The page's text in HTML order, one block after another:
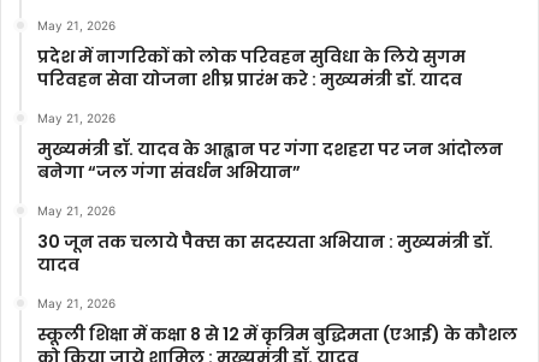
May 21, 2026
प्रदेश में नागरिकों को लोक परिवहन सुविधा के लिये सुगम
परिवहन सेवा योजना शीघ्र प्रारंभ करे : मुख्यमंत्री डॉ. यादव
May 21, 2026
मुख्यमंत्री डॉ. यादव के आह्वान पर गंगा दशहरा पर जन आंदोलन
बनेगा “जल गंगा संवर्धन अभियान”
May 21, 2026
30 जून तक चलाये पैक्स का सदस्यता अभियान : मुख्यमंत्री डॉ.
यादव
May 21, 2026
स्कूली शिक्षा में कक्षा 8 से 12 में कृ‍त्रिम बुद्धिमता (एआई) के कौशल
को किया जाये शामिल : मुख्यमंत्री डॉ. यादव